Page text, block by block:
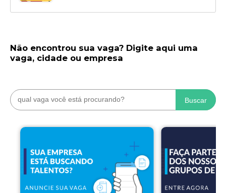
Não encontrou sua vaga? Digite aqui uma
vaga, cidade ou empresa
Buscar